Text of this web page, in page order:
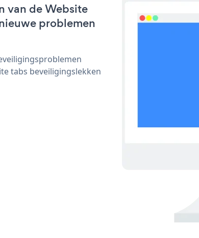
van de Website
problemen
tabs beveiligingslekken